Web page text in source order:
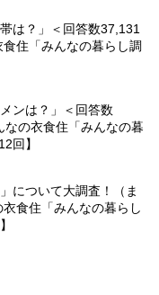
は？」＜回答数37,131
住「みんなの暮らし調
ンは？」＜回答数
の衣食住「みんなの暮
回】
について大調査！（ま
食住「みんなの暮らし